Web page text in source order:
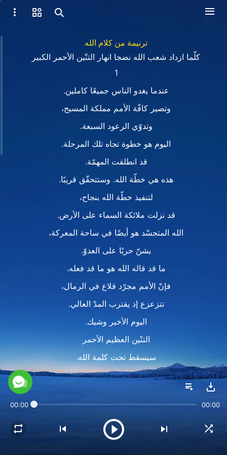
ترنيمة من كلام الله
كلّما ازداد شعب الله نضجا انهار التنّين الأحمر الكبير
1
عندما يغدو الناس جميعًا كاملين.
وتصير كافّة الأمم مملكة المسيح،
وتدوّي الرعود السبعة.
اليوم هو خطوة تجاه تلك المرحلة.
قد انطلقت المهمّة.
هذه هي خطّة الله. وستتحقّق قريبًا.
لتنفيذ خطّة الله بنجاح،
قد نزلت ملائكة السماء على الأرض.
الله المتجسّد هو أيضًا في ساحة المعركة،
يشنّ حربًا على العدوّ.
ما قد قاله الله هو ما قد فعله.
فإنّ الأمم مجرّد قلاع في الرمال،
تتزعزع إذ يقترب المدّ العالي.
اليوم الأخير وشيك.
التنّين العظيم الأحمر
سيسقط تحت كلمة الله.
ويهزم العدوّ أينما يظهر التجسّد،
دليل انهيار التنّين العظيم الأحمر
00:00 00:00